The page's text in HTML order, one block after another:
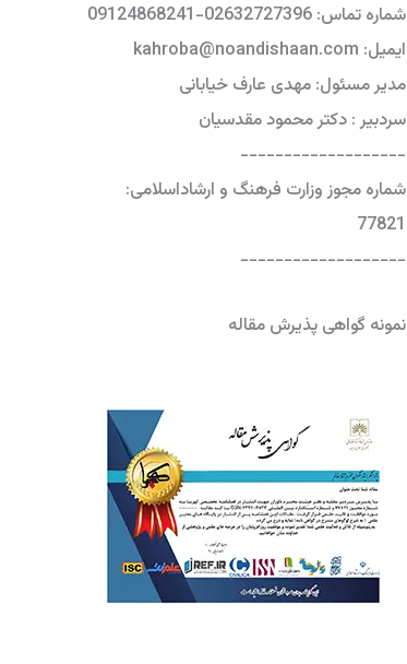
شماره تماس: 02632727396-09124868241
ایمیل: kahroba@noandishaan.com
مدیر مسئول: مهدی عارف خیابانی
سردبیر : دکتر محمود مقدسیان
-------------------
شماره مجوز وزارت فرهنگ و ارشاداسلامی:
77821
-------------------
نمونه گواهی پذیرش مقاله